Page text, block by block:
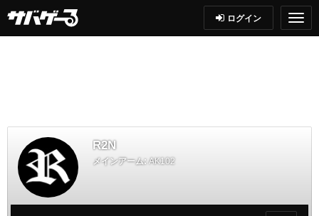
ログイン
R2N
メインアーム: AK102